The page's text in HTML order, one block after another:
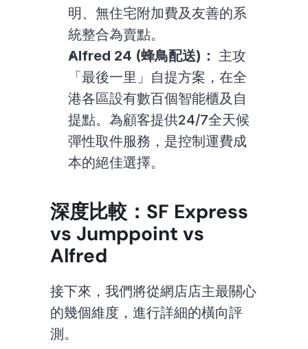
明、無住宅附加費及友善的系
統整合為賣點。
Alfred 24 (蜂鳥配送)： 主攻
「最後一里」自提方案，在全
港各區設有數百個智能櫃及自
提點。為顧客提供24/7全天候
彈性取件服務，是控制運費成
本的絕佳選擇。
深度比較：SF Express
vs Jumppoint vs
Alfred
接下來，我們將從網店店主最關心
的幾個維度，進行詳細的橫向評
測。